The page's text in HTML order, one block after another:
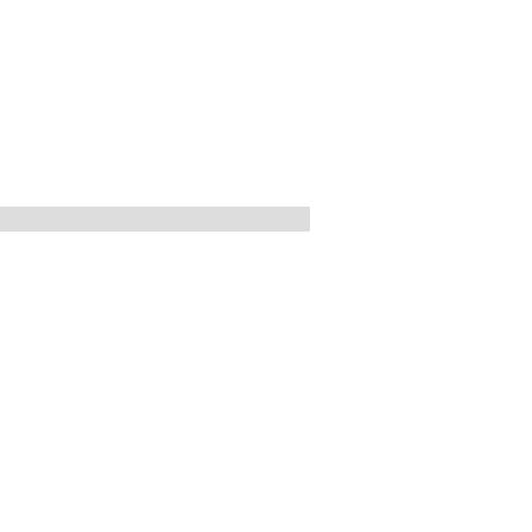
stabilisation de l'articulation [arthrorise] par matériel.